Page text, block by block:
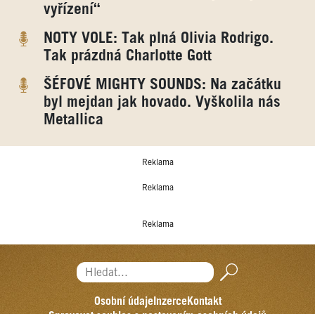
vyřízení“
NOTY VOLE: Tak plná Olivia Rodrigo.
Tak prázdná Charlotte Gott
ŠÉFOVÉ MIGHTY SOUNDS: Na začátku
byl mejdan jak hovado. Vyškolila nás
Metallica
Reklama
Reklama
Reklama
Hledat...
Osobní údajeInzerceKontakt